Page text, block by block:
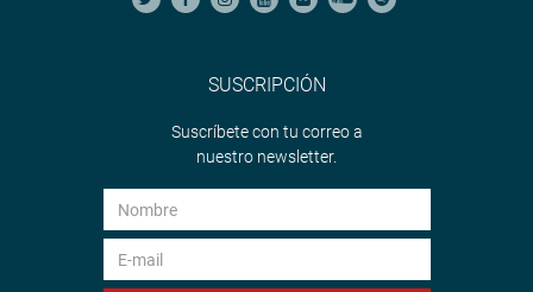
SUSCRIPCIÓN
Suscríbete con tu correo a
nuestro newsletter.